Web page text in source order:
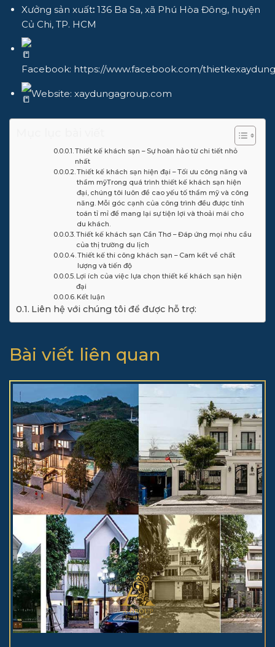
Xưởng sản xuất:136 Ba Sa, xã Phú Hòa Đông, huyện
Củ Chi, TP. HCM
Facebook: https://www.facebook.com/
Website: xaydungagroup.com
Thiết kế khách sạn – Sự hoàn hảo từ chi tiết nhỏ
nhất
Thiết kế khách sạn hiện đại – Tối ưu công năng và
thẩm mỹTrong quá trình thiết kế khách sạn hiện
đại, chúng tôi luôn đề cao yếu tố thẩm mỹ và công
năng. Mỗi góc cạnh của công trình đều được tính
toán tỉ mỉ để mang lại sự tiện lợi và thoải mái cho
du khách.
Thiết kế khách sạn Cần Thơ – Đáp ứng mọi nhu cầu
của thị trường du lịch
Thiết kế thi công khách sạn – Cam kết về chất
lượng và tiến độ
Lợi ích của việc lựa chọn thiết kế khách sạn hiện
đại
Kết luận
Liên hệ với chúng tôi để được hỗ trợ:
Bài viết liên quan